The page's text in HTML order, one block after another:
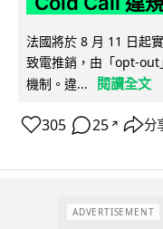
法國將於 8 月 11 日起
致電推銷，由「opt-
機制。違...
閱讀全文
305 25 ↗ 分
ADVERTISEMENT